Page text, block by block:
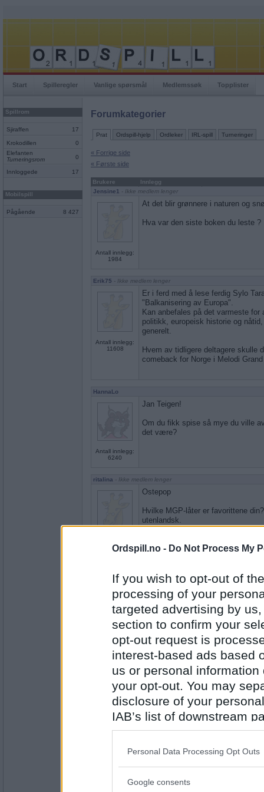
Ordspill.no - Do Not Process My
If you wish to opt-out of
processing of your
targeted advertising by
section to confirm your
opt-out request is
interest-based ads based
us or personal
your opt-out. You may
disclosure of your
IAB’s list of downstream
also be disclosed by us
Downstream Participants
Please note that this
Personal Data Processing Opt Outs
Google consents
Start Spilleregler Vanlige spørsmål Medlemssøk Topplister
Spillrom
Sjiraffen 17
Krokodillen
0
Elefanten
Turneringsrom
0
Innloggede 17
Mobilspill
Pågående 8 427
Forumkategorier
Prat Ordspill-hjelp Ordleker IRL-spill Turneringer
« Forrige side
« Første side
Brukere
Innlegg
Jensine1 - Ikke medlem lenger
Antall innlegg:
1984
At det blir grønnere i naturen og
Hva var den siste boken du leste ?
Erik75 - Ikke medlem lenger
Antall innlegg:
11608
Er i ferd med å lese ferdig Sylo
"Balkanisering av Europa".
Kan anbefales på det varmeste
politikk, europeisk historie og
generelt.
Hvem av tidligere deltagere skulle
comeback for Norge i Melodi
HannaLo
Antall innlegg:
6240
Jan Teigen!
Om du fikk spise så mye du ville
det være?
ritalina - Ikke medlem lenger
1630
Ostepop
Hvilke MGP-låter er favorittene
utenlandsk.
12863
Fairytale og Save all your kisses
softisen ?
Cygnus
44845
Jeg spiser ikke softis - men hvis
sjokoladeaktig!
Foretrekker du øl eller vin til
- Ikke medlem lenger
Vin, hvit. Men helst vann i grunnen.
Trodde det skulle bli en sitte-i-